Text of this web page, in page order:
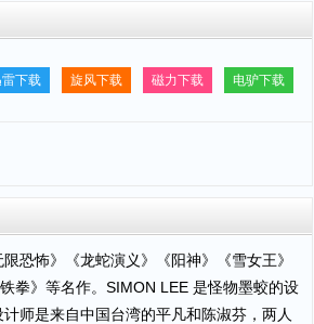
下载 旋风下载 磁力下载 电驴下载
恐怖》《龙蛇演义》《阳神》《雪女王》
拳》等名作。SIMON LEE 是怪物墨蛟的设
师是来自中国台湾的平凡和陈淑芬，两人